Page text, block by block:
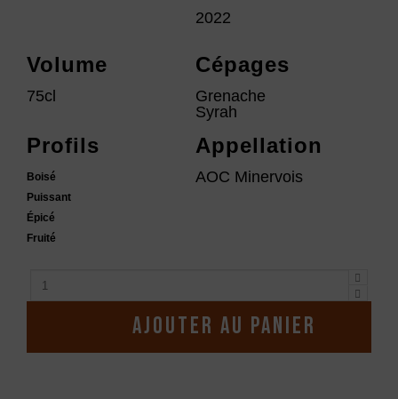
2022
Volume
75cl
Cépages
Grenache
Syrah
Profils
Boisé
Puissant
Épicé
Fruité
Appellation
AOC Minervois
Ajouter au panier